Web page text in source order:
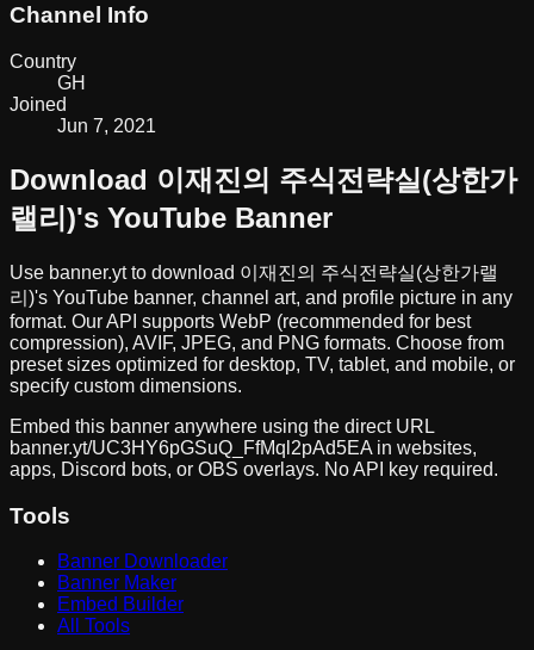
Channel Info
Country
GH
Joined
Jun 7, 2021
Download 이재진의 주식전략실(상한가
랠리)'s YouTube Banner
Use banner.yt to download 이재진의 주식전략실(상한가랠
리)'s YouTube banner, channel art, and profile picture in any
format. Our API supports WebP (recommended for best
compression), AVIF, JPEG, and PNG formats. Choose from
preset sizes optimized for desktop, TV, tablet, and mobile, or
specify custom dimensions.
Embed this banner anywhere using the direct URL
banner.yt/UC3HY6pGSuQ_FfMql2pAd5EA in websites,
apps, Discord bots, or OBS overlays. No API key required.
Tools
Banner Downloader
Banner Maker
Embed Builder
All Tools